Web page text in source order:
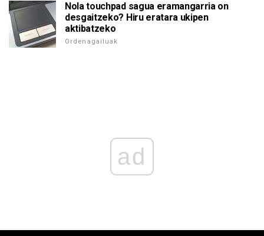
Nola touchpad sagua eramangarria on
desgaitzeko? Hiru eratara ukipen
aktibatzeko
Ordenagailuak
ad